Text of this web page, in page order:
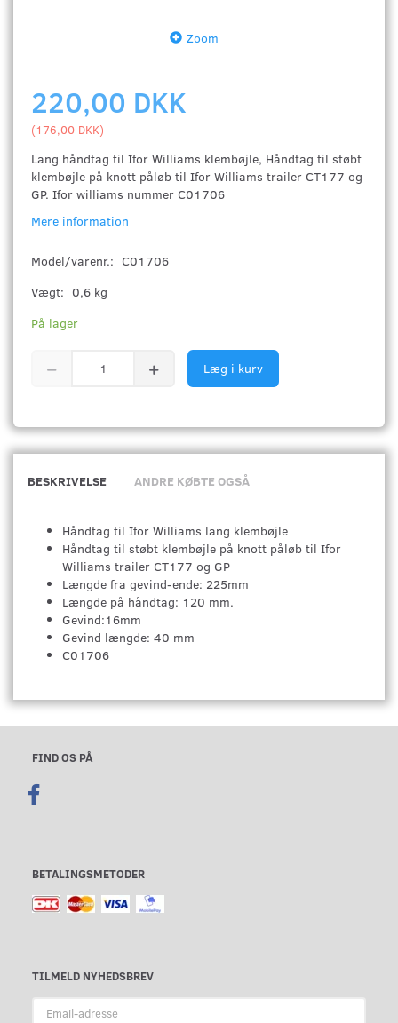
Zoom
220,00 DKK
(176,00 DKK)
Lang håndtag til Ifor Williams klembøjle, Håndtag til støbt
klembøjle på knott påløb til Ifor Williams trailer CT177 og
GP. Ifor williams nummer C01706
Mere information
Model/varenr.: C01706
Vægt: 0,6 kg
På lager
Læg i kurv
BESKRIVELSE ANDRE KØBTE OGSÅ
Håndtag til Ifor Williams lang klembøjle
Håndtag til støbt klembøjle på knott påløb til Ifor
Williams trailer CT177 og GP
Længde fra gevind-ende: 225mm
Længde på håndtag: 120 mm.
Gevind:16mm
Gevind længde: 40 mm
C01706
FIND OS PÅ
BETALINGSMETODER
TILMELD NYHEDSBREV
adresse